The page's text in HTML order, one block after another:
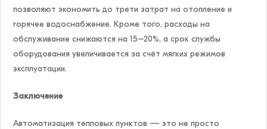
позволяют экономить до трети затрат на отопление и
горячее водоснабжение. Кроме того, расходы на
обслуживание снижаются на 15–20%, а срок службы
оборудования увеличивается за счёт мягких режимов
эксплуатации.
Заключение
Автоматизация тепловых пунктов — это не просто